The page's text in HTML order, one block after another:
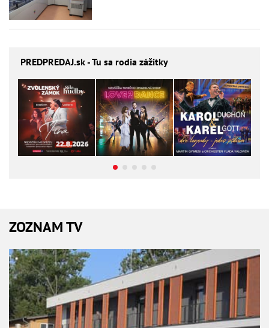
PREDPREDAJ.sk - Tu sa rodia zážitky
ZOZNAM TV